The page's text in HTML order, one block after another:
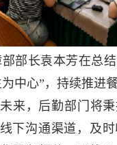
部长袁本芳在总
中心”，持续推进
来，后勤部门将
下沟通渠道，及